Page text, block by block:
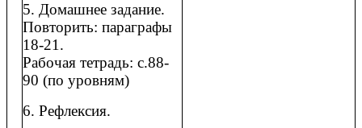
5. Домашнее задание.
Повторить: параграфы
18-21.
Рабочая тетрадь: с.88-
90 (по уровням)
6. Рефлексия.